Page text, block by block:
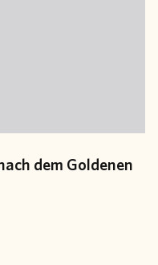
dem Goldenen